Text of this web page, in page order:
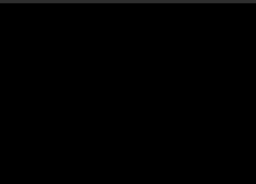
Imprese 00406300376